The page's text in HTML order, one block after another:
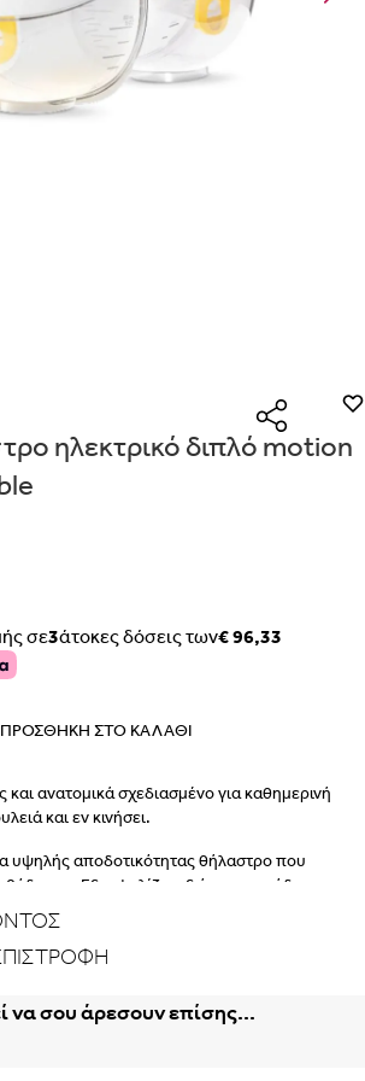
ηλεκτρικό διπλό motion
σε3άτοκες δόσεις των€ 96,33
ΠΡΟΣΘΉΚΗ ΣΤΟ ΚΑΛΆΘΙ
ανατομικά σχεδιασμένο για καθημερινή
και εν κινήσει.
υψηλής αποδοτικότητας θήλαστρο που
Εξασφαλίζει αξιόπιστη απόδοση και
εύκολο χειρισμό χωρίς ταλαιπωρία
βέλτιστα αποτελέσματα όλη την ημέρα, για όσο
να σου άρεσουν επίσης...
θα λάβεις δωρεάν το είδος με τη
τουλάχιστον
κερδίζεις έκπτωσηστο καλάθι, αν αγοράσεις